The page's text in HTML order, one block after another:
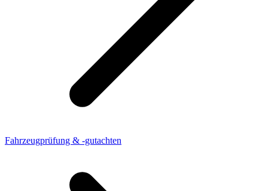
Fahrzeugprüfung & -gutachten